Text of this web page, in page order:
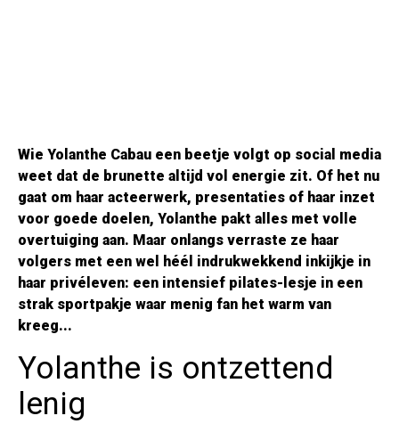
Wie Yolanthe Cabau een beetje volgt op social media
weet dat de brunette altijd vol energie zit. Of het nu
gaat om haar acteerwerk, presentaties of haar inzet
voor goede doelen, Yolanthe pakt alles met volle
overtuiging aan. Maar onlangs verraste ze haar
volgers met een wel héél indrukwekkend inkijkje in
haar privéleven: een intensief pilates-lesje in een
strak sportpakje waar menig fan het warm van
kreeg...
Yolanthe is ontzettend
lenig